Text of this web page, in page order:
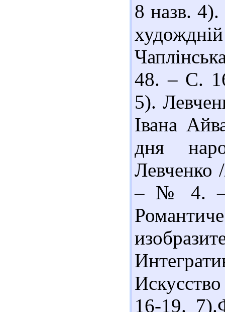
8 назв. 4).
48. – С.
5).
Івана
дня
Левченко
– № 4. –
16-19.